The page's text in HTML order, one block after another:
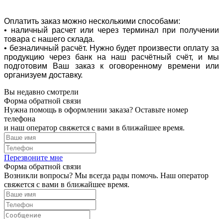
Оплатить заказ можно несколькими способами:
• наличный расчет или через терминал при получении
товара с нашего склада.
• безналичный расчёт. Нужно будет произвести оплату за
продукцию через банк на наш расчётный счёт, и мы
подготовим Ваш заказ к оговоренному времени или
организуем доставку.
Вы недавно смотрели
Форма обратной связи
Нужна помощь в оформлении заказа? Оставьте номер
телефона
и наш оператор свяжется с вами в ближайшее время.
Перезвоните мне
Форма обратной связи
Возникли вопросы? Мы всегда рады помочь. Наш оператор
свяжется с вами в ближайшее время.